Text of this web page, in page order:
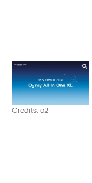
Credits: o2